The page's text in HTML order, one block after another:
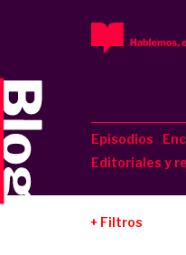
Episodios
Editoriales y
Filtros